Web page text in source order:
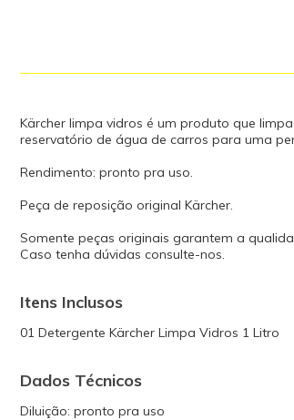
Kärcher limpa vidros é um produto que
reservatório de água de carros para uma
Rendimento: pronto pra uso.
Peça de reposição original Kärcher.
Somente peças originais garantem a
Caso tenha dúvidas consulte-nos.
Itens Inclusos
01 Detergente Kärcher Limpa Vidros 1 Litro
Dados Técnicos
Diluição: pronto pra uso